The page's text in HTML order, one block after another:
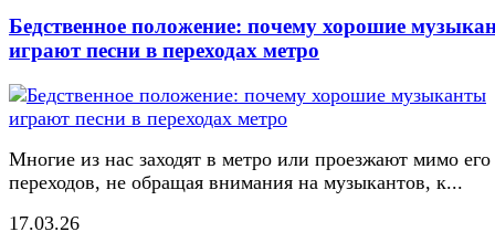
Бедственное положение: почему хорошие
играют песни в переходах метро
Многие из нас заходят в метро или проезжают мимо его
переходов, не обращая внимания на музыкантов, к...
17.03.26